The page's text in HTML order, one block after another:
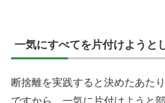
一気にすべてを片付けようと
断捨離を実践すると決めたあた
ですから、一気に片付けようと